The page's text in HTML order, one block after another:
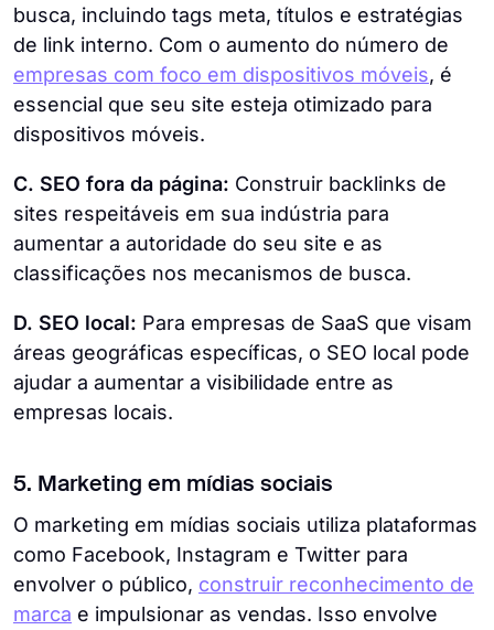
busca, incluindo tags meta, títulos e estratégias
de link interno. Com o aumento do número de
empresas com foco em dispositivos móveis, é
essencial que seu site esteja otimizado para
dispositivos móveis.
C. SEO fora da página: Construir backlinks de
sites respeitáveis em sua indústria para
aumentar a autoridade do seu site e as
classificações nos mecanismos de busca.
D. SEO local: Para empresas de SaaS que visam
áreas geográficas específicas, o SEO local pode
ajudar a aumentar a visibilidade entre as
empresas locais.
5. Marketing em mídias sociais
O marketing em mídias sociais utiliza plataformas
como Facebook, Instagram e Twitter para
envolver o público, construir reconhecimento de
marca e impulsionar as vendas. Isso envolve